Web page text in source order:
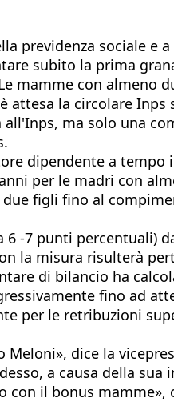
previdenza sociale e a
subito la prima
mamme con almeno
la circolare Inps
ma solo una
dipendente a tempo
per le madri con
figli fino al
-7 punti percentuali)
la misura risulterà
di bilancio ha
fino ad
per le retribuzioni
dice la
a causa della sua
il bonus mamme»,